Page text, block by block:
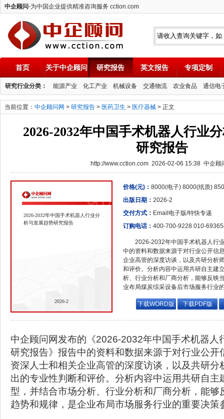
中企顾问-为中国企业提供精准咨询服务 cction.com
中企顾问
首页 关于中企顾问 研究报告 英文报告 专项定制
研究行业分类： 能源产业 化工产业 机械设备 交通物流 农业食品 通信电
当前位置： 中企顾问网 > 研究报告 > 医药卫生 > 医疗器械 > 正文
2026-2032年中国手术机器人行业
研究报告
http://www.cction.com 2026-02-06 15:38 中企顾
2026-2032年中国手术机器人行业分
析与发展趋势研究报告
2026-2
价格(元)： 8000(电子) 8000(纸质)
出版日期： 2026-2
交付方式： Email电子版/特快专递
订购电话： 400-700-9228 010-
2026-2032年中国手术机器人行
中的资料和数据来源于对行业公开信
企业高管的深度访谈，以及共研分析
和评价。分析内容中运用共研自主建
析、行业分析和厂商分析，能够反映
业布局煤炭综采设备后市场服务行业
下载WORD版 下载PDF版
中企顾问网发布的《2026-2032年中国手术机器人
研究报告》报告中的资料和数据来源于对行业公开
资深人士和相关企业高管的深度访谈，以及共研分
出的专业性判断和评价。分析内容中运用共研自主
型，并结合市场分析、行业分析和厂商分析，能够
趋势和规律，是企业布局市场服务行业的重要决策